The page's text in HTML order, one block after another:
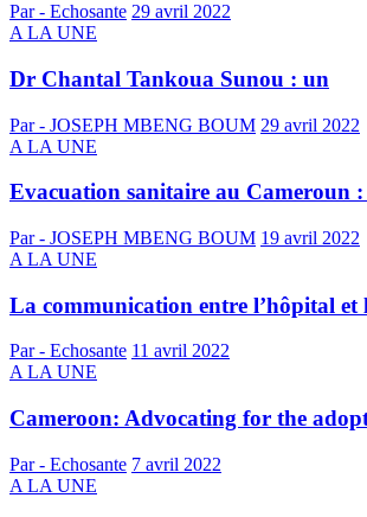
Par - Echosante 29 avril 2022
A LA UNE
Dr Chantal Tankoua Sunou : un
Par - JOSEPH MBENG BOUM 29 avril 2022
A LA UNE
Evacuation sanitaire au Cameroun
Par - JOSEPH MBENG BOUM 19 avril 2022
A LA UNE
La communication entre l’hôpital et
Par - Echosante 11 avril 2022
A LA UNE
Cameroon: Advocating for the
Par - Echosante 7 avril 2022
A LA UNE